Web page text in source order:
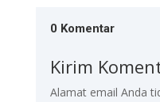
0 Komentar
Kirim
Alamat email Anda